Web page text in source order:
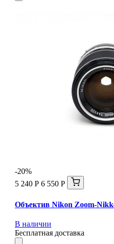
-20%
5 240 Р 6 550 Р
Объектив Nikon Zoom-
В наличии
Бесплатная доставка